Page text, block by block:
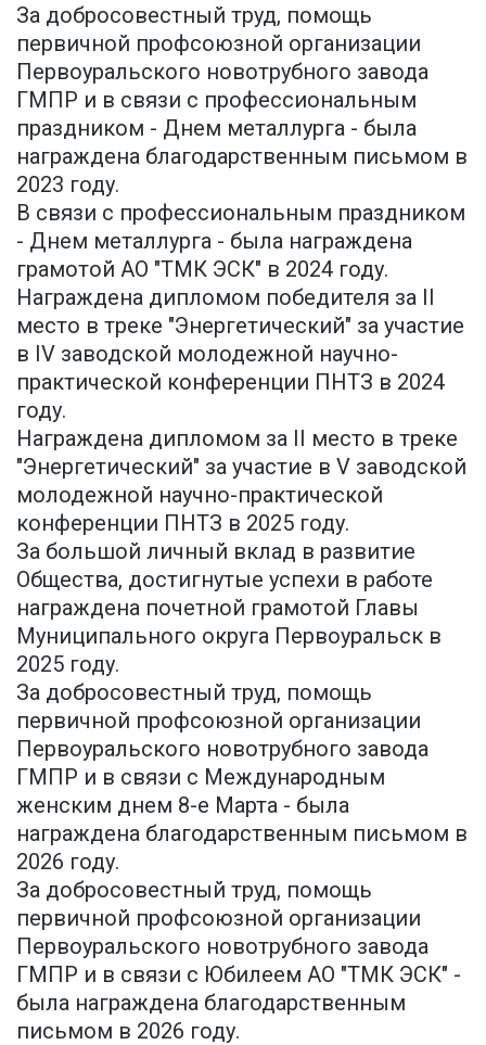
За добросовестный труд, помощь
первичной профсоюзной организации
Первоуральского новотрубного завода
ГМПР и в связи с профессиональным
праздником - Днем металлурга - была
награждена благодарственным письмом в
2023 году.
В связи с профессиональным праздником
- Днем металлурга - была награждена
грамотой АО "ТМК ЭСК" в 2024 году.
Награждена дипломом победителя за II
место в треке "Энергетический" за участие
в IV заводской молодежной научно-
практической конференции ПНТЗ в 2024
году.
Награждена дипломом за II место в треке
"Энергетический" за участие в V заводской
молодежной научно-практической
конференции ПНТЗ в 2025 году.
За большой личный вклад в развитие
Общества, достигнутые успехи в работе
награждена почетной грамотой Главы
Муниципального округа Первоуральск в
2025 году.
За добросовестный труд, помощь
первичной профсоюзной организации
Первоуральского новотрубного завода
ГМПР и в связи с Международным
женским днем 8-е Марта - была
награждена благодарственным письмом в
2026 году.
За добросовестный труд, помощь
первичной профсоюзной организации
Первоуральского новотрубного завода
ГМПР и в связи с Юбилеем АО "ТМК ЭСК" -
была награждена благодарственным
письмом в 2026 году.